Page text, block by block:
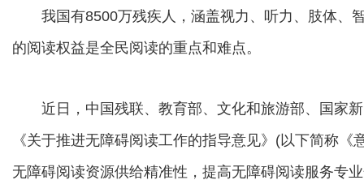
我国有8500万残疾人，涵盖视力、听力、肢体、
的阅读权益是全民阅读的重点和难点。
近日，中国残联、教育部、文化和旅游部、国家新
《关于推进无障碍阅读工作的指导意见》(以下简称
无障碍阅读资源供给精准性，提高无障碍阅读服务专